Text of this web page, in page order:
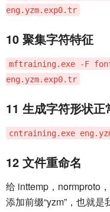
eng.yzm.exp0.tr
10 聚集字符特征
mftraining.exe -F
eng.yzm.exp0.tr
11 生成字符形状
cntraining.exe
12 文件重命名
给 inttemp，normproto
添加前缀“yzm”，也就是